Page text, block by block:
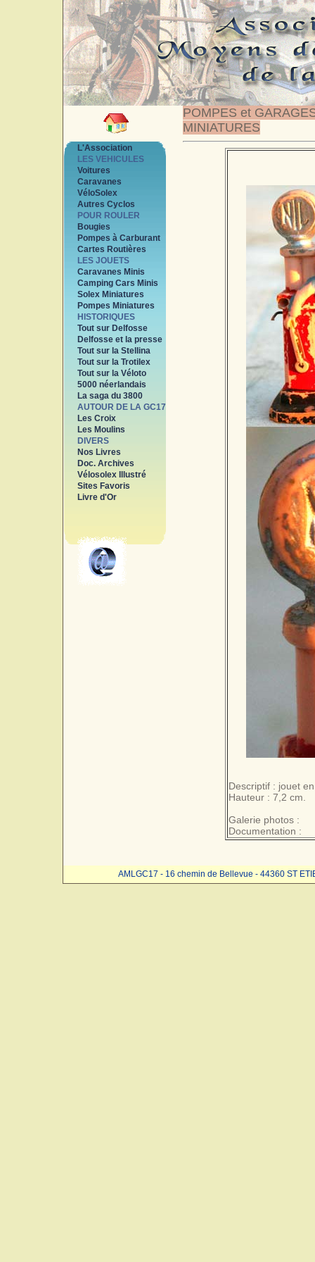
POMPES et
MINIATURES
L'Association
LES VEHICULES
Voitures
Caravanes
VéloSolex
Autres Cyclos
POUR ROULER
Bougies
Pompes à Carburant
Cartes Routières
LES JOUETS
Caravanes Minis
Camping Cars Minis
Solex Miniatures
Pompes Miniatures
HISTORIQUES
Tout sur Delfosse
Delfosse et la presse
Tout sur la Stellina
Tout sur la Trotilex
Tout sur la Véloto
5000 néerlandais
La saga du 3800
AUTOUR DE LA GC17
Les Croix
Les Moulins
DIVERS
Nos Livres
Doc. Archives
Vélosolex Illustré
Sites Favoris
Livre d'Or
Descriptif : jouet
Hauteur : 7,2 cm.
Galerie photos :
Documentation :
AMLGC17 - 16 chemin de Bellevue - 44360 ST